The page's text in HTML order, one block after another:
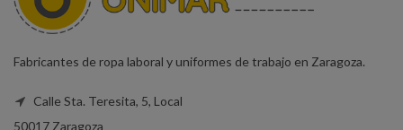
Fabricantes de ropa laboral y uniformes de trabajo en Zaragoza.
Calle Sta. Teresita, 5, Local
50017 Zaragoza